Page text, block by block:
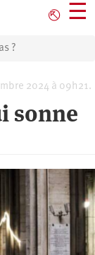
⎋ ☰
?
2024 à 09h21.
sonne